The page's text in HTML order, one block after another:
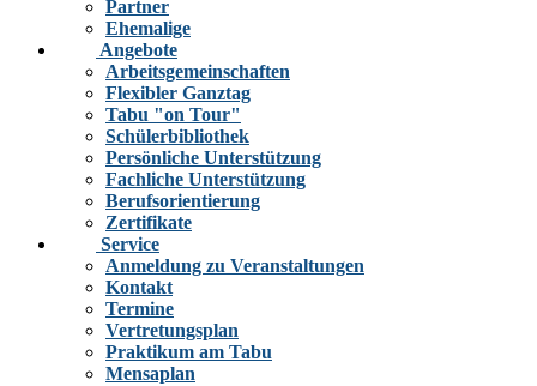
Partner
Ehemalige
Angebote
Arbeitsgemeinschaften
Flexibler Ganztag
Tabu "on Tour"
Schülerbibliothek
Persönliche Unterstützung
Fachliche Unterstützung
Berufsorientierung
Zertifikate
Service
Anmeldung zu Veranstaltungen
Kontakt
Termine
Vertretungsplan
Praktikum am Tabu
Mensaplan